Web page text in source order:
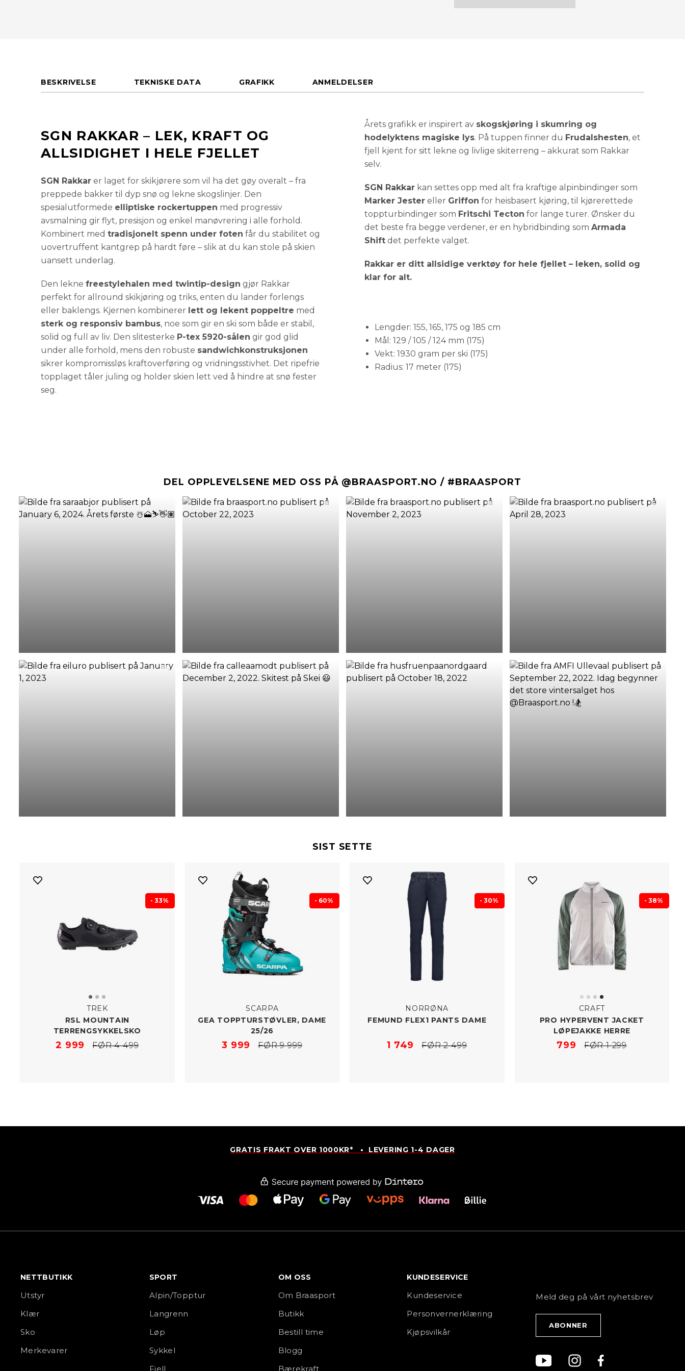
165 cm Få påminnelse
155 cm Få påminnelse Utsolgt
BESKRIVELSE TEKNISKE DATA GRAFIKK ANMELDELSER
SGN RAKKAR – LEK, KRAFT OG
ALLSIDIGHET I HELE FJELLET
SGN Rakkar er laget for skikjørere som vil ha det gøy overalt – fra
preppede bakker til dyp snø og lekne skogslinjer. Den
spesialutformede elliptiske rockertuppen med progressiv
avsmalning gir flyt, presisjon og enkel manøvrering i alle forhold.
Kombinert med tradisjonelt spenn under foten får du stabilitet og
uovertruffent kantgrep på hardt føre – slik at du kan stole på skien
uansett underlag.
Den lekne freestylehalen med twintip-design gjør Rakkar
perfekt for allround skikjøring og triks, enten du lander forlengs
eller baklengs. Kjernen kombinerer lett og lekent poppeltre med
sterk og responsiv bambus, noe som gir en ski som både er stabil,
solid og full av liv. Den slitesterke P-tex 5920-sålen gir god glid
under alle forhold, mens den robuste sandwichkonstruksjonen
sikrer kompromissløs kraftoverføring og vridningsstivhet. Det ripefrie
topplaget tåler juling og holder skien lett ved å hindre at snø fester
seg.
Årets grafikk er inspirert av skogskjøring i skumring og
hodelyktens magiske lys. På tuppen finner du Frudalshesten, et
fjell kjent for sitt lekne og livlige skiterreng – akkurat som Rakkar
selv.
SGN Rakkarkan settes opp med alt fra kraftige alpinbindinger som
Marker Jestereller Griffon for heisbasert kjøring, til kjørerettede
toppturbindinger som Fritschi Tecton for lange turer. Ønsker du
det beste fra begge verdener, er en hybridbinding som Armada
Shiftdet perfekte valget.
Rakkar er ditt allsidige verktøy for hele fjellet – leken, solid og
klar for alt.
Lengder: 155, 165, 175 og 185 cm
Mål: 129 / 105 / 124 mm (175)
Vekt: 1930 gram per ski (175)
Radius: 17 meter (175)
DEL OPPLEVELSENE MED OSS PÅ @BRAASPORT.NO / #BRAASPORT
SIST SETTE
- 33%
TREK
RSL MOUNTAIN
TERRENGSYKKELSKO
2 999 FØR 4 499
- 60%
SCARPA
GEA TOPPTURSTØVLER, DAME
25/​26
3 999 FØR 9 999
- 30%
NORRØNA
FEMUND FLEX1 PANTS DAME
1 749 FØR 2 499
- 38%
CRAFT
PRO HYPERVENT JACKET
LØPEJAKKE HERRE
799 FØR 1 299
GRATIS FRAKT OVER 1000KR* • LEVERING 1-4 DAGER
NETTBUTIKK
Utstyr
Klær
Sko
Merkevarer
SPORT
Alpin/Topptur
Langrenn
Løp
Sykkel
Fjell
OM OSS
Om Braasport
Butikk
Bestill time
Blogg
Bærekraft
KUNDESERVICE
Kundeservice
Personvernerklæring
Kjøpsvilkår
Meld deg på vårt nyhetsbrev